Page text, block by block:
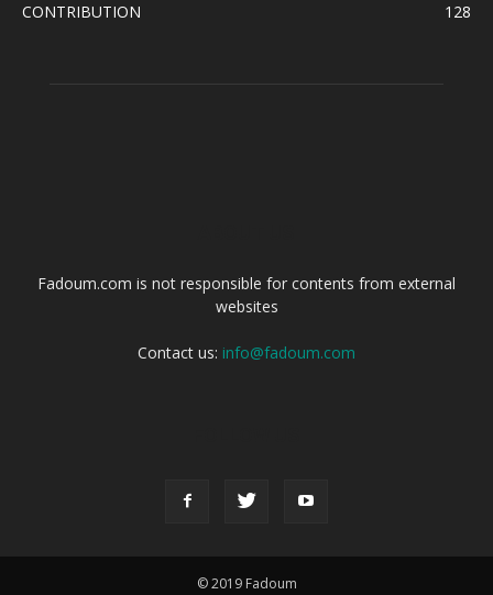
CONTRIBUTION
128
Fadoum.com is not responsible for contents from external
websites
Contact us: info@fadoum.com
© 2019 Fadoum